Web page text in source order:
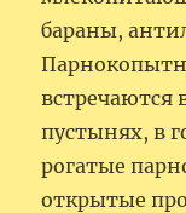
бараны,
встречаются
пустынях, в
рогатые
открытые